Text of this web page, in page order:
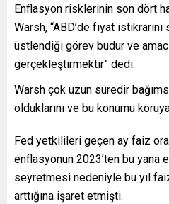
Enflasyon risklerinin son dört
Warsh, “ABD’de fiyat
üstlendiği görev budur ve
gerçekleştirmektir” dedi.
Warsh çok uzun süredir
olduklarını ve bu konumu
Fed yetkilileri geçen ay faiz
enflasyonun 2023’ten bu yana
seyretmesi nedeniyle bu yıl
arttığına işaret etmişti.